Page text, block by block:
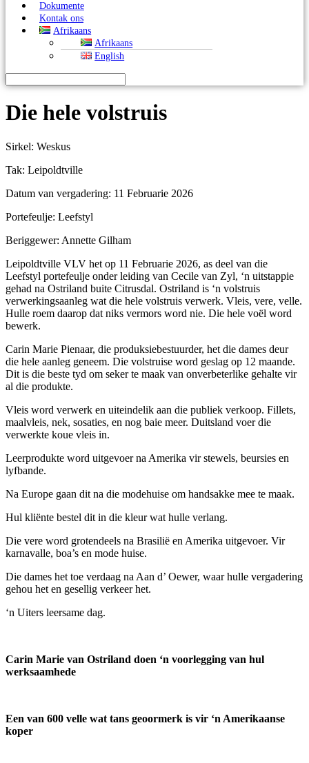
Dokumente
Kontak ons
Afrikaans
Afrikaans
English
Die hele volstruis
Sirkel: Weskus
Tak: Leipoldtville
Datum van vergadering: 11 Februarie 2026
Portefeulje: Leefstyl
Beriggewer: Annette Gilham
Leipoldtville VLV het op 11 Februarie 2026, as deel van die
Leefstyl portefeulje onder leiding van Cecile van Zyl, ‘n uitstappie
gehad na Ostriland buite Citrusdal. Ostriland is ‘n volstruis
verwerkingsaanleg wat die hele volstruis verwerk. Vleis, vere, velle.
Hulle roem daarop dat niks vermors word nie. Die hele voël word
bewerk.
Carin Marie Pienaar, die produksiebestuurder, het die dames deur
die hele aanleg geneem. Die volstruise word geslag op 12 maande.
Dit is die beste tyd om seker te maak van onverbeterlike gehalte vir
al die produkte.
Vleis word verwerk en uiteindelik aan die publiek verkoop. Fillets,
maalvleis, nek, sosaties, en nog baie meer. Duitsland voer die
verwerkte koue vleis in.
Leerprodukte word uitgevoer na Amerika vir stewels, beursies en
lyfbande.
Na Europe gaan dit na die modehuise om handsakke mee te maak.
Hul kliënte bestel dit in die kleur wat hulle verlang.
Die vere word grotendeels na Brasilië en Amerika uitgevoer. Vir
karnavalle, boa’s en mode huise.
Die dames het toe verdaag na Aan d’ Oewer, waar hulle vergadering
gehou het en gesellig verkeer het.
‘n Uiters leersame dag.
Carin Marie van Ostriland doen ‘n voorlegging van hul
werksaamhede
Een van 600 velle wat tans geoormerk is vir ‘n Amerikaanse
koper